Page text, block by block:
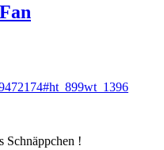
Schnäppchen !